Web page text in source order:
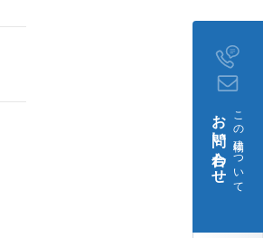
この建物について
お問い合わせ